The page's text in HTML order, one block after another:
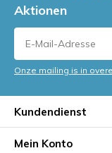
Aktionen
Onze mailing is in
Kundendienst
Mein Konto